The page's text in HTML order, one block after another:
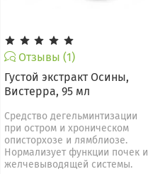
Отзывы (1)
Густой экстракт Осины,
Вистерра, 95 мл
Средство дегельминтизации
при остром и хроническом
описторхозе и лямблиозе.
Нормализует функции почек и
желчевыводящей системы.